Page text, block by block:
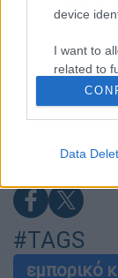
device
I want to
related to
I want to
related to
I want to
user
Data
#TAGS
εμπορικό